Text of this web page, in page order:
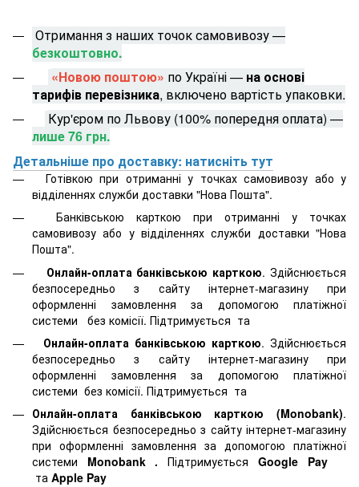
Отримання з наших точок самовивозу —
безкоштовно.
«Новою поштою» по Україні — на основі
тарифів перевізника, включено вартість упаковки.
Кур'єром по Львову (100% попередня оплата) —
лише 76 грн.
Детальніше про доставку: натисніть тут
Готівкою при отриманні у точках самовивозу або у
відділеннях служби доставки "Нова Пошта".
Банківською карткою при отриманні у точках
самовивозу або у відділеннях служби доставки "Нова
Пошта".
Онлайн-оплата банківською карткою. Здійснюється
безпосередньо з сайту інтернет-магазину при
оформленні замовлення за допомогою платіжної
системи
без комісії. Підтримується та
Онлайн-оплата банківською карткою. Здійснюється
безпосередньо з сайту інтернет-магазину при
оформленні замовлення за допомогою платіжної
системи без комісії. Підтримується та
Онлайн-оплата банківською карткою (Monobank).
Здійснюється безпосередньо з сайту інтернет-магазину
при оформленні замовлення за допомогою платіжної
системи Monobank .Підтримується Google Pay
та Apple Pay